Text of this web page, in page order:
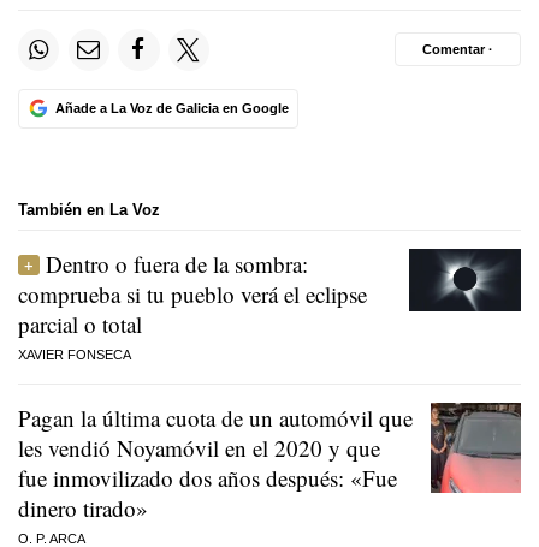
Añade a La Voz de Galicia en Google
Comentar ·
También en La Voz
Dentro o fuera de la sombra:
comprueba si tu pueblo verá el eclipse
parcial o total
XAVIER FONSECA
Pagan la última cuota de un automóvil que
les vendió Noyamóvil en el 2020 y que
fue inmovilizado dos años después: «Fue
dinero tirado»
O. P. ARCA